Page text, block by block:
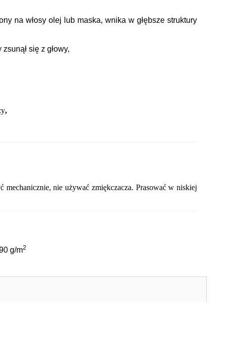
na włosy olej lub maska, wnika w głębsze struktury
się z głowy,
,
nie używać zmiękczacza. Prasować w niskiej
g/m2